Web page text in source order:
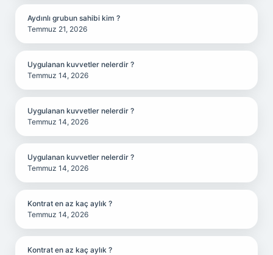
Aydınlı grubun sahibi kim ?
Temmuz 21, 2026
Uygulanan kuvvetler nelerdir ?
Temmuz 14, 2026
Uygulanan kuvvetler nelerdir ?
Temmuz 14, 2026
Uygulanan kuvvetler nelerdir ?
Temmuz 14, 2026
Kontrat en az kaç aylık ?
Temmuz 14, 2026
Kontrat en az kaç aylık ?